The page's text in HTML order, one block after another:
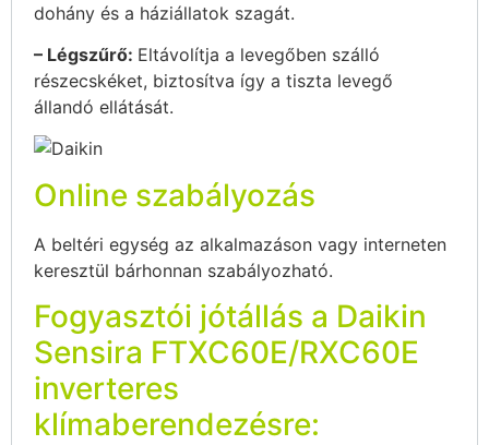
dohány és a háziállatok szagát.
– Légszűrő: Eltávolítja a levegőben szálló
részecskéket, biztosítva így a tiszta levegő
állandó ellátását.
Online szabályozás
A beltéri egység az alkalmazáson vagy interneten
keresztül bárhonnan szabályozható.
Fogyasztói jótállás a Daikin
Sensira FTXC60E/RXC60E
inverteres
klímaberendezésre: